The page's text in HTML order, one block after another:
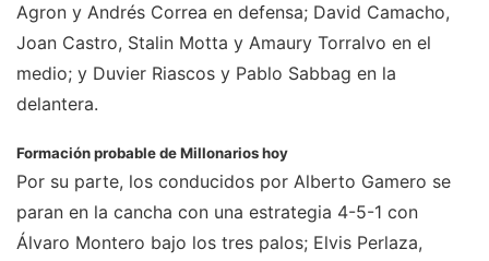
Agron y Andrés Correa en defensa; David Camacho,
Joan Castro, Stalin Motta y Amaury Torralvo en el
medio; y Duvier Riascos y Pablo Sabbag en la
delantera.
Formación probable de Millonarios hoy
Por su parte, los conducidos por Alberto Gamero se
paran en la cancha con una estrategia 4-5-1 con
Álvaro Montero bajo los tres palos; Elvis Perlaza,